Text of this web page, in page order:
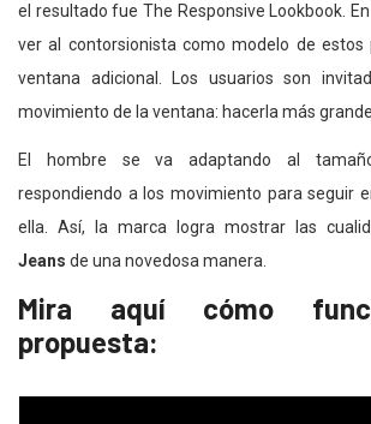
el resultado fue The Responsive Lookbook.
ver al contorsionista como modelo de estos
ventana adicional. Los usuarios son
movimiento de la ventana: hacerla más
El hombre se va adaptando al
respondiendo a los movimiento para seguir
ella. Así, la marca logra mostrar las
Jeans de una novedosa manera.
Mira aquí cómo
propuesta: